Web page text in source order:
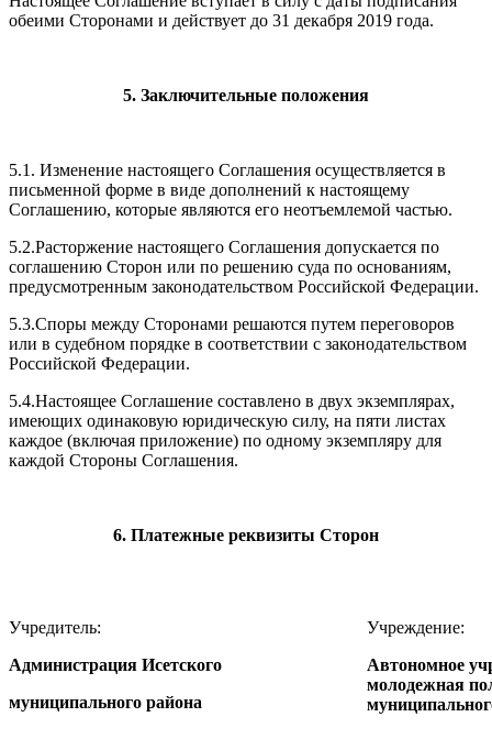
обеими Сторонами и действует до 31 декабря 2019 года.
5. Заключительные положения
5.1. Изменение настоящего Соглашения осуществляется в
письменной форме в виде дополнений к настоящему
Соглашению, которые являются его неотъемлемой частью.
5.2.Расторжение настоящего Соглашения допускается по
соглашению Сторон или по решению суда по основаниям,
предусмотренным законодательством Российской Федерации.
5.3.Споры между Сторонами решаются путем переговоров
или в судебном порядке в соответствии с законодательством
Российской Федерации.
5.4.Настоящее Соглашение составлено в двух экземплярах,
имеющих одинаковую юридическую силу, на пяти листах
каждое (включая приложение) по одному экземпляру для
каждой Стороны Соглашения.
6. Платежные реквизиты Сторон
Учредитель:
Администрация Исетского
муниципального района
Учреждение:
Автономное
молодежная